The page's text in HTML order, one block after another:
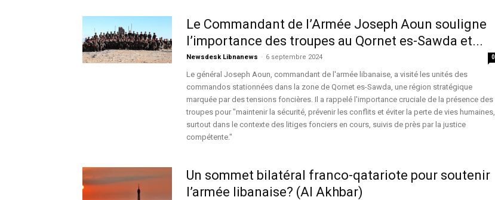
Le Commandant de l’Armée Joseph Aoun souligne
l’importance des troupes au Qornet es-Sawda et...
Newsdesk Libnanews - 6 septembre 2024 0
Le général Joseph Aoun, commandant de l'armée libanaise, a visité les unités des
commandos stationnées dans la zone de Qornet es-Sawda, une région stratégique
marquée par des tensions foncières. Il a rappelé l'importance cruciale de la présence des
troupes pour "maintenir la sécurité, prévenir les conflits et éviter la perte de vies humaines,
surtout dans le contexte des litiges fonciers en cours, suivis de près par la justice
compétente."
Un sommet bilatéral franco-qatariote pour soutenir
l’armée libanaise? (Al Akhbar)